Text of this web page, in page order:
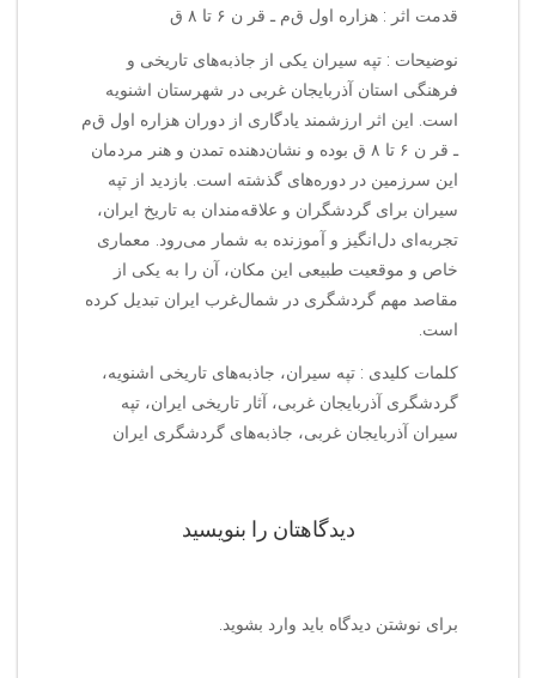
قدمت اثر : هزاره اول ق‌م‌ ـ قر ن ۶ تا ۸ ق
نوضیحات : تپه سیران یکی از جاذبه‌های تاریخی و
فرهنگی استان آذربایجان غربی در شهرستان اشنویه
است. این اثر ارزشمند یادگاری از دوران هزاره اول ق‌م‌
ـ قر ن ۶ تا ۸ ق بوده و نشان‌دهنده تمدن و هنر مردمان
این سرزمین در دوره‌های گذشته است. بازدید از تپه
سیران برای گردشگران و علاقه‌مندان به تاریخ ایران،
تجربه‌ای دل‌انگیز و آموزنده به شمار می‌رود. معماری
خاص و موقعیت طبیعی این مکان، آن را به یکی از
مقاصد مهم گردشگری در شمال‌غرب ایران تبدیل کرده
است.
کلمات کلیدی : تپه سیران، جاذبه‌های تاریخی اشنویه،
گردشگری آذربایجان غربی، آثار تاریخی ایران، تپه
سیران آذربایجان غربی، جاذبه‌های گردشگری ایران
دیدگاهتان را بنویسید
برای نوشتن دیدگاه باید وارد بشوید